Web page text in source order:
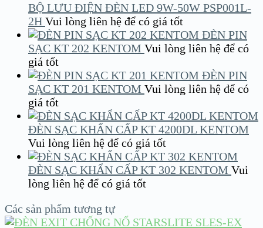
BỘ LƯU ĐIỆN ĐÈN LED 9W-50W PSP001L-
2H Vui lòng liên hệ để có giá tốt
ĐÈN PIN
SẠC KT 202 KENTOM Vui lòng liên hệ để có
giá tốt
ĐÈN PIN
SẠC KT 201 KENTOM Vui lòng liên hệ để có
giá tốt
ĐÈN SẠC KHẨN CẤP KT 4200DL KENTOM
Vui lòng liên hệ để có giá tốt
ĐÈN SẠC KHẨN CẤP KT 302 KENTOM Vui
lòng liên hệ để có giá tốt
Các sản phẩm tương tự